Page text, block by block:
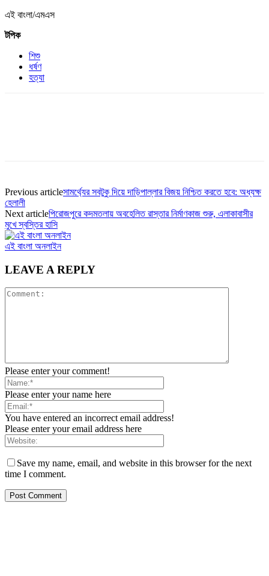
এই বাংলা/এমএস
টপিক
শিশু
ধর্ষণ
হত্যা
Previous articleসামর্থ্যের সবটুকু দিয়ে দাড়িপাল্লার বিজয় নিশ্চিত করতে হবে: অধ্যক্ষ
হেলালী
Next articleপিরোজপুরে কদমতলায় অবহেলিত রাস্তার নির্মাণকাজ শুরু, এলাকাবাসীর
মুখে স্বস্তির হাসি
এই বাংলা অনলাইন
LEAVE A REPLY
Please enter your comment!
Please enter your name here
You have entered an incorrect email address!
Please enter your email address here
Save my name, email, and website in this browser for the next
time I comment.